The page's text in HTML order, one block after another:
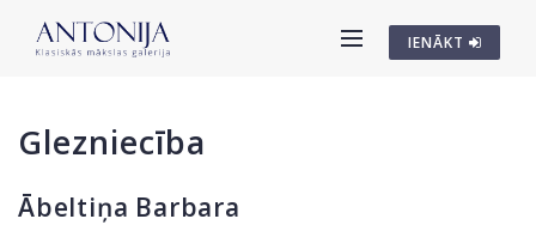
IENĀKT
Glezniecība
Ābeltiņa Barbara